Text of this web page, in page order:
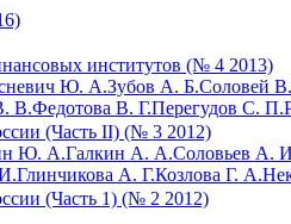
институтов (№ 4 2013)
Ю. А.Зубов А. Б.Соловей
В.Федотова В. Г.Перегудов С. П.
(Часть II) (№ 3 2012)
Ю. А.Галкин А. А.Соловьев А.
Глинчикова А. Г.Козлова Г. А.
(Часть 1) (№ 2 2012)